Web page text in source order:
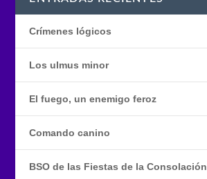
Crímenes lógicos
Los ulmus minor
El fuego, un enemigo feroz
Comando canino
BSO de las Fiestas de la Consolación